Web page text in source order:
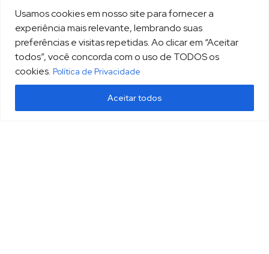
Usamos cookies em nosso site para fornecer a
experiência mais relevante, lembrando suas
preferências e visitas repetidas. Ao clicar em “Aceitar
todos”, você concorda com o uso de TODOS os
cookies. Política de Privacidade
Aceitar todos